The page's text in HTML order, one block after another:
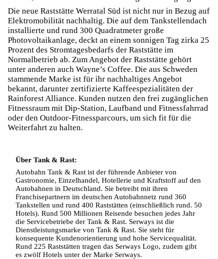
Die neue Raststätte Werratal Süd ist nicht nur in Bezug auf
Elektromobilität nachhaltig. Die auf dem Tankstellendach
installierte und rund 300 Quadratmeter große
Photovoltaikanlage, deckt an einem sonnigen Tag zirka 25
Prozent des Stromtagesbedarfs der Raststätte im
Normalbetrieb ab. Zum Angebot der Raststätte gehört
unter anderen auch Wayne’s Coffee. Die aus Schweden
stammende Marke ist für ihr nachhaltiges Angebot
bekannt, darunter zertifizierte Kaffeespezialitäten der
Rainforest Alliance. Kunden nutzen den frei zugänglichen
Fitnessraum mit Dip-Station, Laufband und Fitnessfahrrad
oder den Outdoor-Fitnessparcours, um sich fit für die
Weiterfahrt zu halten.
Über Tank & Rast:
Autobahn Tank & Rast ist der führende Anbieter von
Gastronomie, Einzelhandel, Hotellerie und Kraftstoff auf den
Autobahnen in Deutschland. Sie betreibt mit ihren
Franchisepartnern im deutschen Autobahnnetz rund 360
Tankstellen und rund 400 Raststätten (einschließlich rund. 50
Hotels). Rund 500 Millionen Reisende besuchen jedes Jahr
die Servicebetriebe der Tank & Rast. Serways ist die
Dienstleistungsmarke von Tank & Rast. Sie steht für
konsequente Kundenorientierung und hohe Servicequalität.
Rund 225 Raststätten tragen das Serways Logo, zudem gibt
es zwölf Hotels unter der Marke Serways.